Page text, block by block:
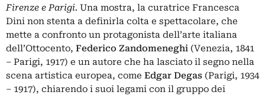
Firenze e Parigi. Una mostra, la curatrice Francesca
Dini non stenta a definirla colta e spettacolare, che
mette a confronto un protagonista dell’arte italiana
dell’Ottocento, Federico Zandomeneghi (Venezia, 1841
– Parigi, 1917) e un autore che ha lasciato il segno nella
scena artistica europea, come Edgar Degas (Parigi, 1934
– 1917), chiarendo i suoi legami con il gruppo dei